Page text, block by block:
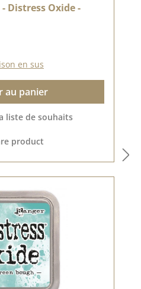
Distress Oxide -
en sus
au panier
liste de souhaits
product